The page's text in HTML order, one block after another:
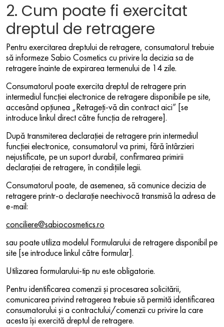
2. Cum poate fi exercitat
dreptul de retragere
Pentru exercitarea dreptului de retragere, consumatorul trebuie
să informeze Sabio Cosmetics cu privire la decizia sa de
retragere înainte de expirarea termenului de 14 zile.
Consumatorul poate exercita dreptul de retragere prin
intermediul funcției electronice de retragere disponibile pe site,
accesând opțiunea „Retrageți-vă din contract aici” [se
introduce linkul direct către funcția de retragere].
După transmiterea declarației de retragere prin intermediul
funcției electronice, consumatorul va primi, fără întârzieri
nejustificate, pe un suport durabil, confirmarea primirii
declarației de retragere, în condițiile legii.
Consumatorul poate, de asemenea, să comunice decizia de
retragere printr-o declarație neechivocă transmisă la adresa de
e-mail:
conciliere@sabiocosmetics.ro
sau poate utiliza modelul Formularului de retragere disponibil pe
site [se introduce linkul către formular].
Utilizarea formularului-tip nu este obligatorie.
Pentru identificarea comenzii și procesarea solicitării,
comunicarea privind retragerea trebuie să permită identificarea
consumatorului și a contractului/comenzii cu privire la care
acesta își exercită dreptul de retragere.